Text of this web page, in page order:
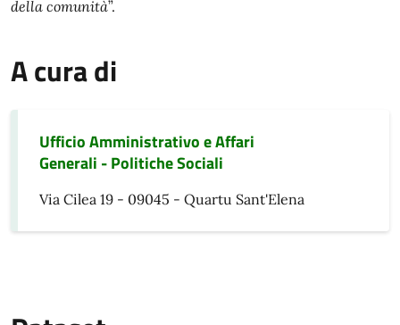
della comunità”.
A cura di
Ufficio Amministrativo e Affari
Generali - Politiche Sociali
Via Cilea 19 - 09045 - Quartu Sant'Elena